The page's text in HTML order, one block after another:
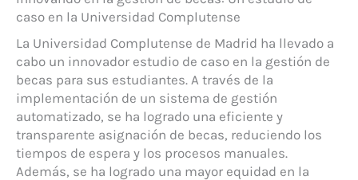
caso en la Universidad Complutense
La Universidad Complutense de Madrid ha llevado a
cabo un innovador estudio de caso en la gestión de
becas para sus estudiantes. A través de la
implementación de un sistema de gestión
automatizado, se ha logrado una eficiente y
transparente asignación de becas, reduciendo los
tiempos de espera y los procesos manuales.
Además, se ha logrado una mayor equidad en la